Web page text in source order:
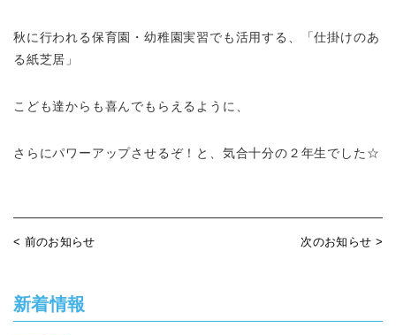
秋に行われる保育園・幼稚園実習でも活用する、「仕掛けのあ
る紙芝居」
こども達からも喜んでもらえるように、
さらにパワーアップさせるぞ！と、気合十分の２年生でした☆
< 前のお知らせ 次のお知らせ >
新着情報